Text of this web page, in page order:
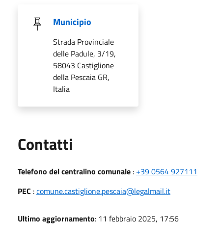
Municipio
Strada Provinciale
delle Padule, 3/19,
58043 Castiglione
della Pescaia GR,
Italia
Contatti
Telefono del centralino comunale : +39 0564 927111
PEC :comune.castiglione.pescaia@legalmail.it
Ultimo aggiornamento: 11 febbraio 2025, 17:56